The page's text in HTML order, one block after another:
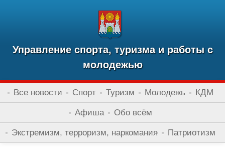
Управление спорта, туризма и работы с
молодежью
Все новости Спорт Туризм Молодежь КДМ
Афиша Обо всём
Экстремизм, терроризм, наркомания Патриотизм